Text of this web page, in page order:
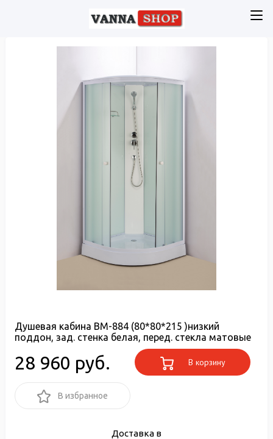
Душевая кабина ВМ-884 (80*80*215 )низкий
поддон, зад. стенка белая, перед. стекла матовые
28 960 руб. В корзину
В избранное
Доставка в